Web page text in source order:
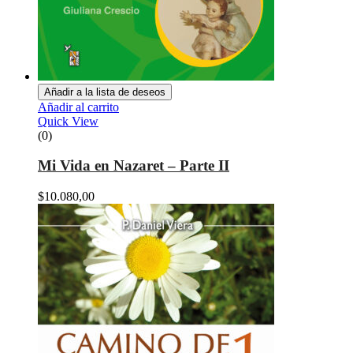
Añadir a la lista de deseos
Añadir al carrito
Quick View
(0)
Mi Vida en Nazaret – Parte II
$10.080,00